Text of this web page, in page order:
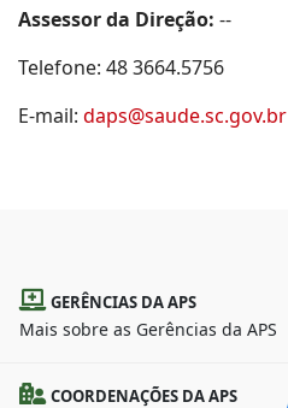
Assessor da Direção: --
Telefone: 48 3664.5756
E-mail: daps@saude.sc.gov.br
GERÊNCIAS DA APS
Mais sobre as Gerências da APS
COORDENAÇÕES DA APS